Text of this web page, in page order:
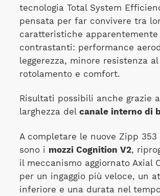
tecnologia Total System
pensata per far convivere tra
caratteristiche apparentemente
contrastanti: performance
leggerezza, minore resistenza al
rotolamento e comfort.
Risultati possibili anche grazie
larghezza del canale interno di
A completare le nuove Zipp 353
sono i mozzi Cognition V2,
il meccanismo aggiornato Axial
per un ingaggio più veloce, un
inferiore e una durata nel